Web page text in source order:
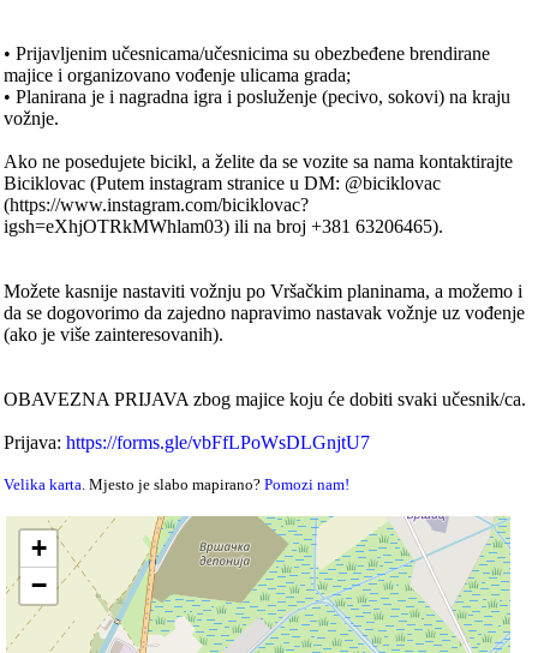
• Prijavljenim učesnicama/učesnicima su obezbeđene brendirane
majice i organizovano vođenje ulicama grada;
• Planirana je i nagradna igra i posluženje (pecivo, sokovi) na kraju
vožnje.
Ako ne posedujete bicikl, a želite da se vozite sa nama kontaktirajte
Biciklovac (Putem instagram stranice u DM: @biciklovac
(https://www.instagram.com/biciklovac?
igsh=eXhjOTRkMWhlam03) ili na broj +381 63206465).
Možete kasnije nastaviti vožnju po Vršačkim planinama, a možemo i
da se dogovorimo da zajedno napravimo nastavak vožnje uz vođenje
(ako je više zainteresovanih).
OBAVEZNA PRIJAVA zbog majice koju će dobiti svaki učesnik/ca.
Prijava:https://forms.gle/vbFfLPoWsDLGnjtU7
Velika karta . Mjesto je slabo mapirano?Pomozi nam!
+
−